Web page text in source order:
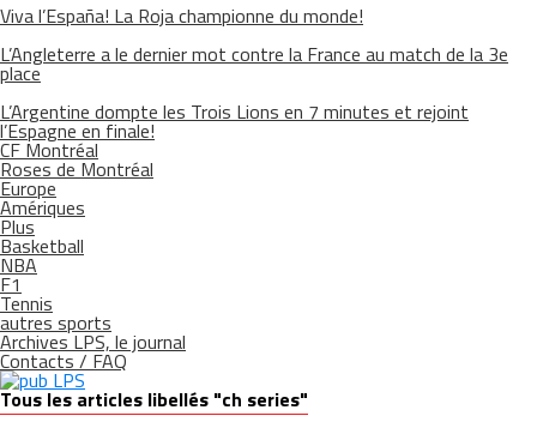
Viva l’España! La Roja championne du monde!
L’Angleterre a le dernier mot contre la France au match de la 3e
place
L’Argentine dompte les Trois Lions en 7 minutes et rejoint
l’Espagne en finale!
CF Montréal
Roses de Montréal
Europe
Amériques
Plus
Basketball
NBA
F1
Tennis
autres sports
Archives LPS, le journal
Contacts / FAQ
Tous les articles libellés "ch series"